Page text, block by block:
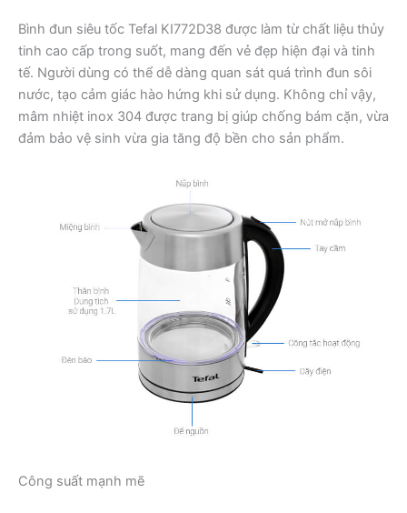
Bình đun siêu tốc Tefal KI772D38 được làm từ chất liệu thủy
tinh cao cấp trong suốt, mang đến vẻ đẹp hiện đại và tinh
tế. Người dùng có thể dễ dàng quan sát quá trình đun sôi
nước, tạo cảm giác hào hứng khi sử dụng. Không chỉ vậy,
mâm nhiệt inox 304 được trang bị giúp chống bám cặn, vừa
đảm bảo vệ sinh vừa gia tăng độ bền cho sản phẩm.
Công suất mạnh mẽ